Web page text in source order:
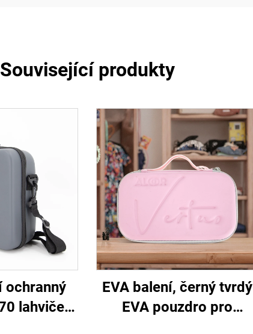
Související produkty
ochranný
lahviček
EVA balení, černý tvrdý
EVA pouzdro pro